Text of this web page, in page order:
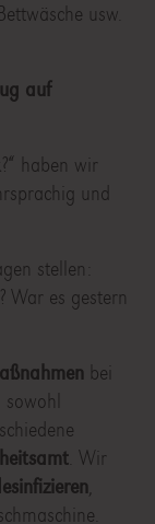
usw.
auf
haben wir
und
stellen:
War es gestern
bei
sowohl
. Wir